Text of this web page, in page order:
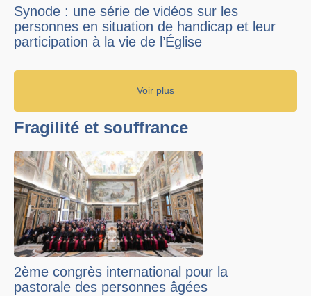
Synode : une série de vidéos sur les
personnes en situation de handicap et leur
participation à la vie de l’Église
Voir plus
Fragilité et souffrance
2ème congrès international pour la
pastorale des personnes âgées